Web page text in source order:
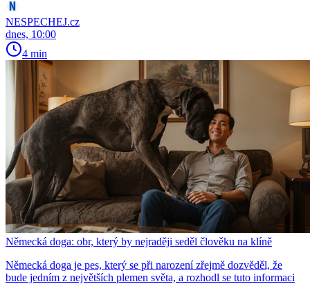
NESPECHEJ.cz
dnes, 10:00
4 min
Německá doga: obr, který by nejraději seděl člověku na klíně
Německá doga je pes, který se při narození zřejmě dozvěděl, že
bude jedním z největších plemen světa, a rozhodl se tuto informaci